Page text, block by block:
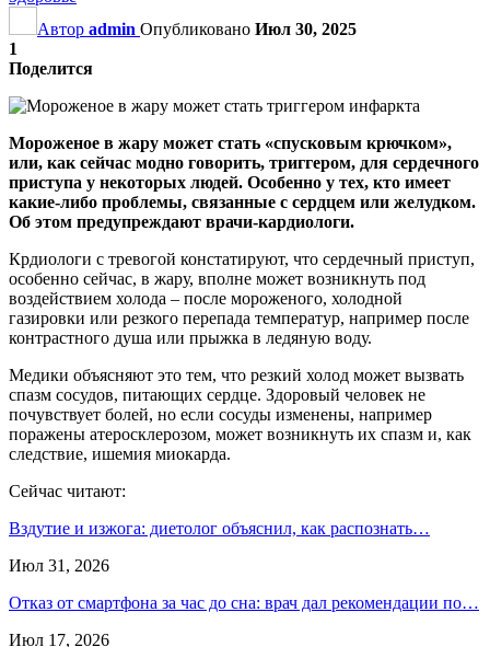
Автор admin Опубликовано Июл 30, 2025
1
Поделится
Мороженое в жару может стать «спусковым крючком»,
или, как сейчас модно говорить, триггером, для сердечного
приступа у некоторых людей. Особенно у тех, кто имеет
какие-либо проблемы, связанные с сердцем или желудком.
Об этом предупреждают врачи-кардиологи.
Крдиологи с тревогой констатируют, что сердечный приступ,
особенно сейчас, в жару, вполне может возникнуть под
воздействием холода – после мороженого, холодной
газировки или резкого перепада температур, например после
контрастного душа или прыжка в ледяную воду.
Медики объясняют это тем, что резкий холод может вызвать
спазм сосудов, питающих сердце. Здоровый человек не
почувствует болей, но если сосуды изменены, например
поражены атеросклерозом, может возникнуть их спазм и, как
следствие, ишемия миокарда.
Сейчас читают:
Вздутие и изжога: диетолог объяснил, как распознать…
Июл 31, 2026
Отказ от смартфона за час до сна: врач дал рекомендации по…
Июл 17, 2026